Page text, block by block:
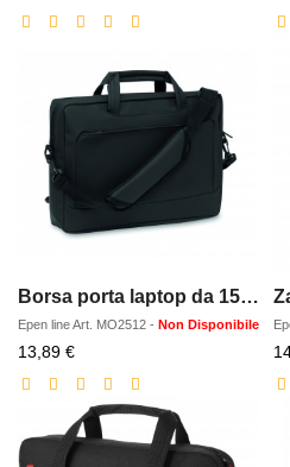
scontato
Borsa porta laptop da 15 pollic
Epen lineArt. MO2512 - Non Disponibile
13,89 €Prezzo
scontato